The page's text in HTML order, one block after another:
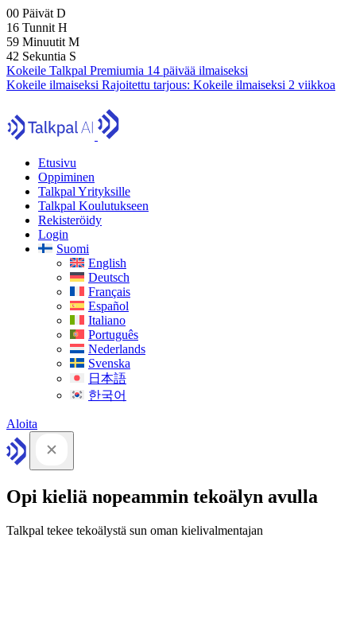
00 Päivät D
16 Tunnit H
59 Minuutit M
40 Sekuntia S
Kokeile Talkpal Premiumia 14 päivää ilmaiseksi
Kokeile ilmaiseksi Rajoitettu tarjous: Kokeile ilmaiseksi 2 viikkoa
Etusivu
Oppiminen
Talkpal Yrityksille
Talkpal Koulutukseen
Rekisteröidy
Login
Suomi
English
Deutsch
Français
Español
Italiano
Português
Nederlands
Svenska
日本語
한국어
Aloita
Opi kieliä nopeammin tekoälyn avulla
Talkpal tekee tekoälystä sun oman kielivalmentajan